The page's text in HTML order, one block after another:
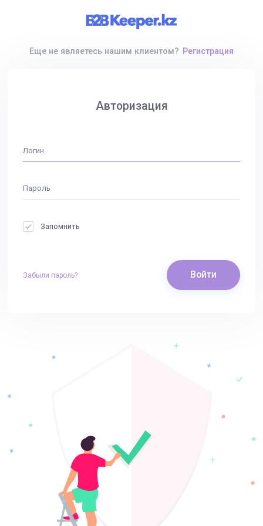
Еще не являетесь нашим клиентом? Регистрация
Авторизация
Запомнить
Забыли пароль? Войти